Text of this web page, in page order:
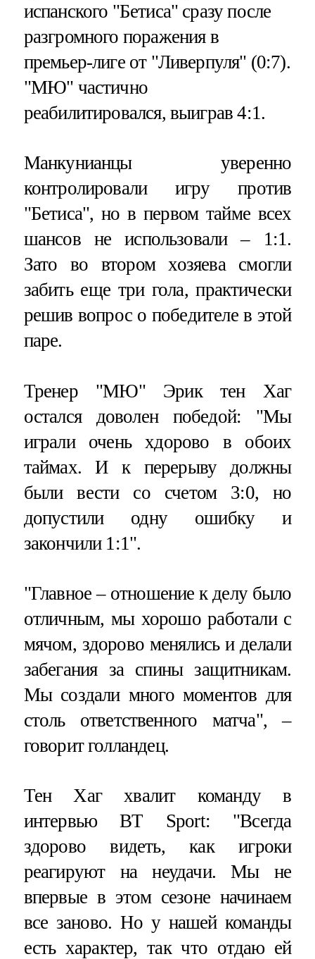
испанского "Бетиса" сразу после
разгромного поражения в
премьер-лиге от "Ливерпуля" (0:7).
"МЮ" частично
реабилитировался, выиграв 4:1.
Манкунианцы уверенно
контролировали игру против
"Бетиса", но в первом тайме всех
шансов не использовали – 1:1.
Зато во втором хозяева смогли
забить еще три гола, практически
решив вопрос о победителе в этой
паре.
Тренер "МЮ" Эрик тен Хаг
остался доволен победой: "Мы
играли очень хдорово в обоих
таймах. И к перерыву должны
были вести со счетом 3:0, но
допустили одну ошибку и
закончили 1:1".
"Главное – отношение к делу было
отличным, мы хорошо работали с
мячом, здорово менялись и делали
забегания за спины защитникам.
Мы создали много моментов для
столь ответственного матча", –
говорит голландец.
Тен Хаг хвалит команду в
интервью BT Sport: "Всегда
здорово видеть, как игроки
реагируют на неудачи. Мы не
впервые в этом сезоне начинаем
все заново. Но у нашей команды
есть характер, так что отдаю ей